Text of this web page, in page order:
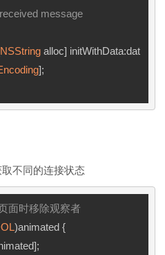
NSString alloc] initWithData:dat
];
不同的连接状态
面时移除观察者
)animated {